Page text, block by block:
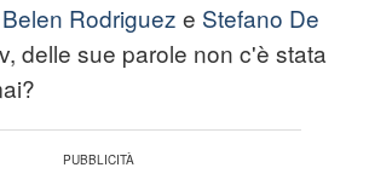
Belen Rodriguez e Stefano De
delle sue parole non c'è stata